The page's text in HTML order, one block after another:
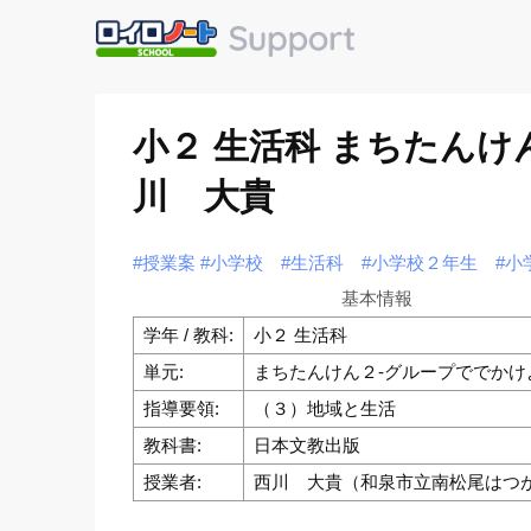
小２ 生活科 まちたんけ
川 大貴
#授業案 #小学校 #生活科 #小学校２年生
#小
基本情報
学年 / 教科:
小２ 生活科
単元:
まちたんけん２-グループででかけ
指導要領:
（３）地域と生活
教科書:
日本文教出版
授業者:
西川 大貴（和泉市立南松尾はつ